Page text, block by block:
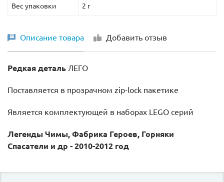
Вес упаковки 2 г
Описание товара Добавить отзыв
Редкая деталь ЛЕГО
Поставляется в прозрачном zip-lock пакетике
Является комплектующей в наборах LEGO серий
Легенды Чимы, Фабрика Героев, Горняки
Спасатели и др - 2010-2012 год